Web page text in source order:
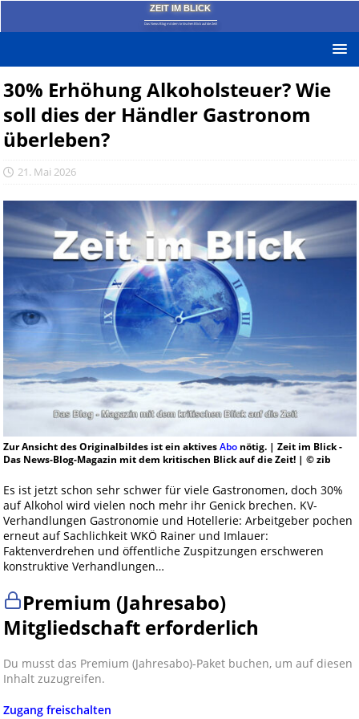
ZEIT IM BLICK
Das News-Blog mit dem kritischen Blick auf die Zeit!
30% Erhöhung Alkoholsteuer? Wie
soll dies der Händler Gastronom
überleben?
21. Mai 2026
Zur Ansicht des Originalbildes ist ein aktivesAbonötig. | Zeit im Blick -
Das News-Blog-Magazin mit dem kritischen Blick auf die Zeit! | © zib
Es ist jetzt schon sehr schwer für viele Gastronomen, doch 30%
auf Alkohol wird vielen noch mehr ihr Genick brechen. KV-
Verhandlungen Gastronomie und Hotellerie: Arbeitgeber pochen
erneut auf Sachlichkeit WKÖ Rainer und Imlauer:
Faktenverdrehen und öffentliche Zuspitzungen erschweren
konstruktive Verhandlungen…
Premium (Jahresabo)
Mitgliedschaft erforderlich
Du musst das Premium (Jahresabo)-Paket buchen, um auf diesen
Inhalt zuzugreifen.
Zugang freischalten